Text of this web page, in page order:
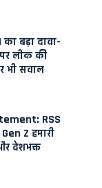
बड़ा दावा-
लीक की
भी सवाल
RSS
Z हमारी
देशभक्त